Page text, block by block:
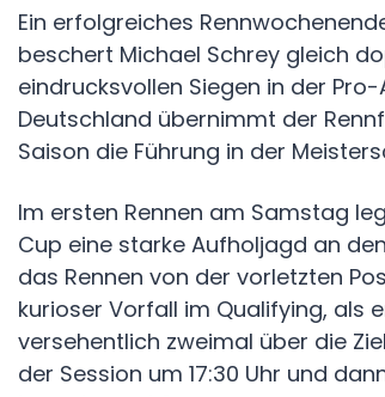
Ein erfolgreiches
beschert Michael Schrey gleich
eindrucksvollen Siegen in der
Deutschland übernimmt der
Saison die Führung in der
Im ersten Rennen am Samstag
Cup eine starke Aufholjagd an
das Rennen von der vorletzten
kurioser Vorfall im Qualifying, als
versehentlich zweimal über die
der Session um 17:30 Uhr und